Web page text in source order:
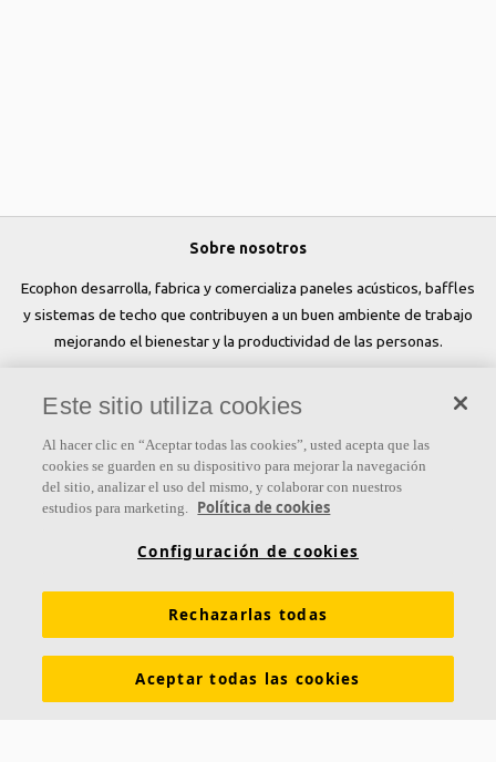
Sobre nosotros
Ecophon desarrolla, fabrica y comercializa paneles acústicos, baffles
y sistemas de techo que contribuyen a un buen ambiente de trabajo
mejorando el bienestar y la productividad de las personas.
Links
Herramientas y servicios Propiedades funcionales
Glosario Sostenibilidad Ventilación Difusa
Este sitio utiliza cookies
Al hacer clic en “Aceptar todas las cookies”, usted acepta que las
cookies se guarden en su dispositivo para mejorar la navegación
del sitio, analizar el uso del mismo, y colaborar con nuestros
estudios para marketing. Política de cookies
Configuración de cookies
Rechazarlas todas
Aceptar todas las cookies